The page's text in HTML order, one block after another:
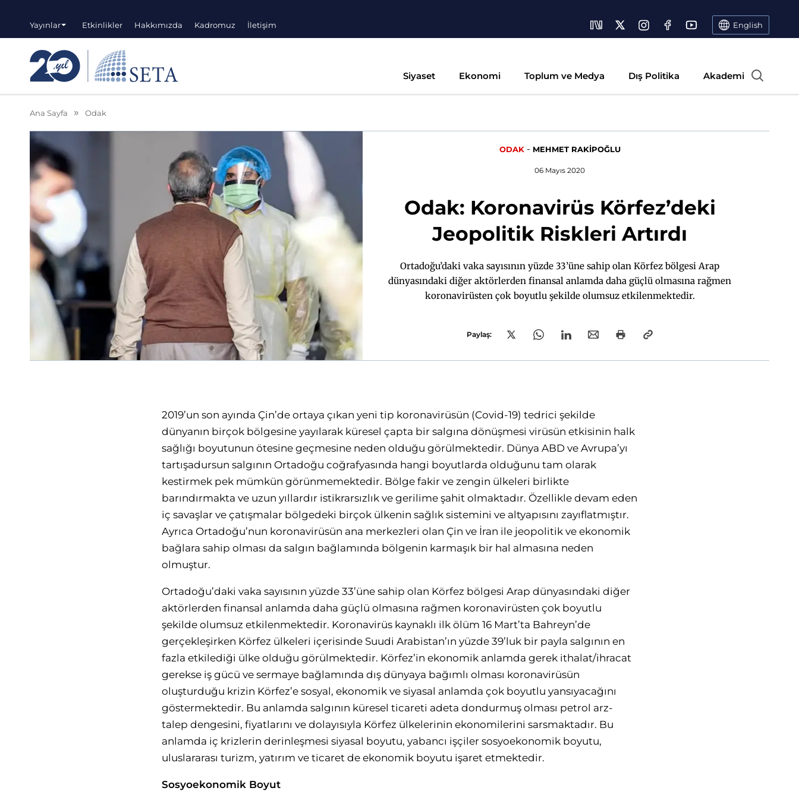
Yayınlar Etkinlikler Hakkımızda Kadromuz İletişim English
Siyaset Ekonomi Toplum ve Medya Dış Politika Akademi
Ana Sayfa Odak
ODAK- MEHMET RAKİPOĞLU
06 Mayıs 2020
Odak: Koronavirüs Körfez’deki
Jeopolitik Riskleri Artırdı
Ortadoğu’daki vaka sayısının yüzde 33’üne sahip olan Körfez bölgesi Arap
dünyasındaki diğer aktörlerden finansal anlamda daha güçlü olmasına rağmen
koronavirüsten çok boyutlu şekilde olumsuz etkilenmektedir.
Paylaş:
2019’un son ayında Çin’de ortaya çıkan yeni tip koronavirüsün (Covid-19) tedrici şekilde
dünyanın birçok bölgesine yayılarak küresel çapta bir salgına dönüşmesi virüsün etkisinin halk
sağlığı boyutunun ötesine geçmesine neden olduğu görülmektedir. Dünya ABD ve Avrupa’yı
tartışadursun salgının Ortadoğu coğrafyasında hangi boyutlarda olduğunu tam olarak
kestirmek pek mümkün görünmemektedir. Bölge fakir ve zengin ülkeleri birlikte
barındırmakta ve uzun yıllardır istikrarsızlık ve gerilime şahit olmaktadır. Özellikle devam eden
iç savaşlar ve çatışmalar bölgedeki birçok ülkenin sağlık sistemini ve altyapısını zayıflatmıştır.
Ayrıca Ortadoğu’nun koronavirüsün ana merkezleri olan Çin ve İran ile jeopolitik ve ekonomik
bağlara sahip olması da salgın bağlamında bölgenin karmaşık bir hal almasına neden
olmuştur.
Ortadoğu’daki vaka sayısının yüzde 33’üne sahip olan Körfez bölgesi Arap dünyasındaki diğer
aktörlerden finansal anlamda daha güçlü olmasına rağmen koronavirüsten çok boyutlu
şekilde olumsuz etkilenmektedir. Koronavirüs kaynaklı ilk ölüm 16 Mart’ta Bahreyn’de
gerçekleşirken Körfez ülkeleri içerisinde Suudi Arabistan’ın yüzde 39’luk bir payla salgının en
fazla etkilediği ülke olduğu görülmektedir. Körfez’in ekonomik anlamda gerek ithalat/ihracat
gerekse iş gücü ve sermaye bağlamında dış dünyaya bağımlı olması koronavirüsün
oluşturduğu krizin Körfez’e sosyal, ekonomik ve siyasal anlamda çok boyutlu yansıyacağını
göstermektedir. Bu anlamda salgının küresel ticareti adeta dondurmuş olması petrol arz-
talep dengesini, fiyatlarını ve dolayısıyla Körfez ülkelerinin ekonomilerini sarsmaktadır. Bu
anlamda iç krizlerin derinleşmesi siyasal boyutu, yabancı işçiler sosyoekonomik boyutu,
uluslararası turizm, yatırım ve ticaret de ekonomik boyutu işaret etmektedir.
Sosyoekonomik Boyut